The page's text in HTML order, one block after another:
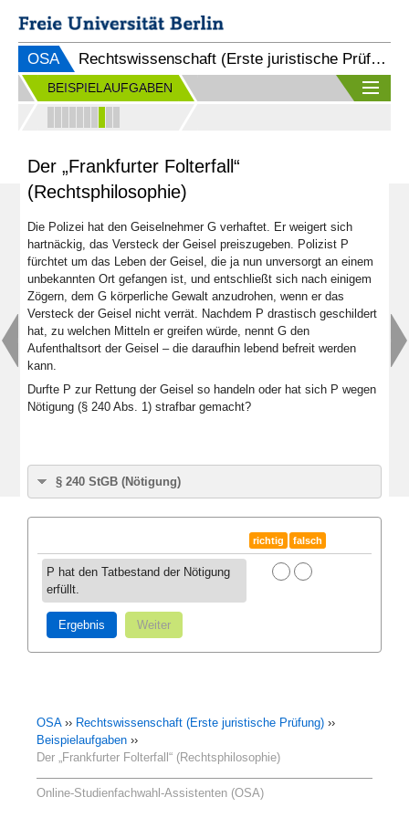
OSA Rechtswissenschaft (Erste juristische Prüfung)
BEISPIELAUFGABEN
Der „Frankfurter Folterfall“
(Rechtsphilosophie)
Die Polizei hat den Geiselnehmer G verhaftet. Er weigert sich
hartnäckig, das Versteck der Geisel preiszugeben. Polizist P
fürchtet um das Leben der Geisel, die ja nun unversorgt an einem
unbekannten Ort gefangen ist, und entschließt sich nach einigem
Zögern, dem G körperliche Gewalt anzudrohen, wenn er das
Versteck der Geisel nicht verrät. Nachdem P drastisch geschildert
hat, zu welchen Mitteln er greifen würde, nennt G den
Aufenthaltsort der Geisel ‒ die daraufhin lebend befreit werden
kann.
Durfte P zur Rettung der Geisel so handeln oder hat sich P wegen
Nötigung (§ 240 Abs. 1) strafbar gemacht?
§ 240 StGB (Nötigung)
§ 240 StGB (Nötigung):
(1) Wer einen Menschen rechtswidrig mit Gewalt oder durch
Drohung mit einem empfindlichen Übel zu einer Handlung,
Duldung oder Unterlassung nötigt, wird mit bestraft.
richtig falsch
P hat den Tatbestand der Nötigung
erfüllt.
Ergebnis Weiter
OSA›› Rechtswissenschaft (Erste juristische Prüfung) ››
Beispielaufgaben ››
Der „Frankfurter Folterfall“ (Rechtsphilosophie)
Online-Studienfachwahl-Assistenten (OSA)